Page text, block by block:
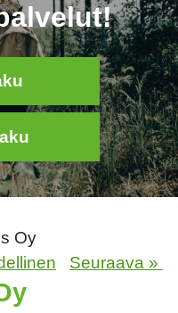
Oy
Seuraava »